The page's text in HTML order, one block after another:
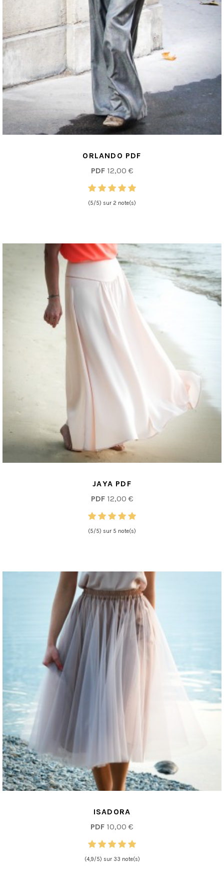
ORLANDO PDF
PDF12,00 €
(5/5) sur 2 note(s)
JAYA PDF
PDF12,00 €
(5/5) sur 5 note(s)
ISADORA
PDF 10,00 €
(4,9/5) sur 33 note(s)